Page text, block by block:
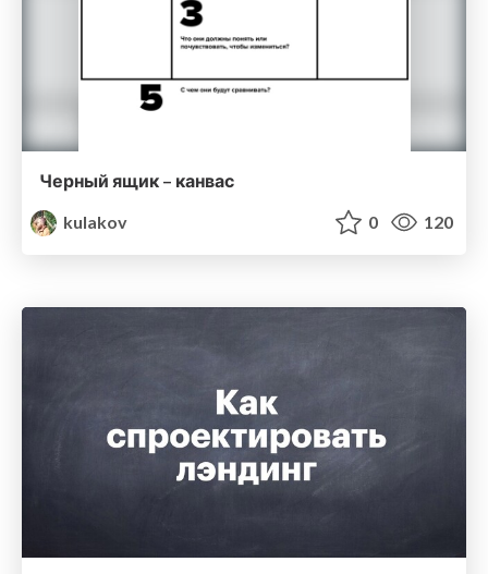
Черный ящик – канвас
kulakov
0 120